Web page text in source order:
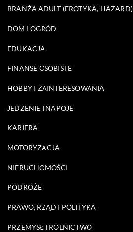
BRANŻA ADULT (EROTYKA, HAZARD)
DOM I OGRÓD
EDUKACJA
FINANSE OSOBISTE
HOBBY I ZAINTERESOWANIA
JEDZENIE I NAPOJE
KARIERA
MOTORYZACJA
NIERUCHOMOŚCI
PODRÓŻE
PRAWO, RZĄD I POLITYKA
PRZEMYSŁ I ROLNICTWO